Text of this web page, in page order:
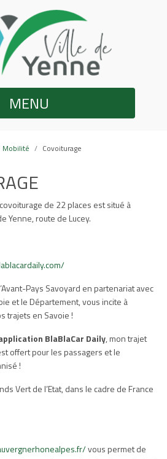
MENU
Mobilité Covoiturage
de 22 places est situé à
Yenne, route de Lucey.
Pays Savoyard en partenariat avec
et le Département, vous incite à
trajets en Savoie !
BlaBlaCar Daily, mon trajet
offert pour les passagers et le
!
Vert de l’Etat, dans le cadre de France
vous permet de